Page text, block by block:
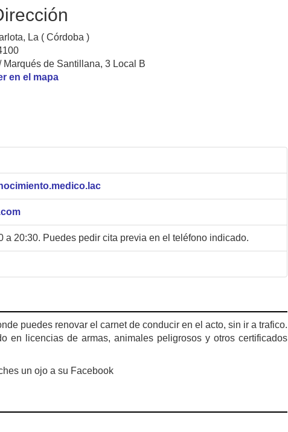
La ( Córdoba )
Marqués de Santillana, 3 Local B
en el mapa
a 20:30. Puedes pedir cita previa en el teléfono indicado.
puedes renovar el carnet de conducir en el acto, sin ir a trafico.
en licencias de armas, animales peligrosos y otros certificados
un ojo a su Facebook